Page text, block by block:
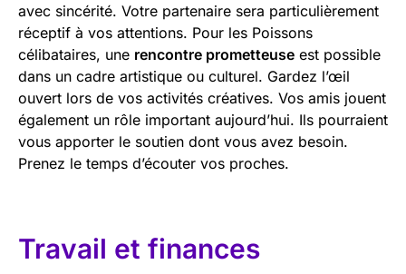
avec sincérité. Votre partenaire sera particulièrement
réceptif à vos attentions. Pour les Poissons
célibataires, une rencontre prometteuse est possible
dans un cadre artistique ou culturel. Gardez l’œil
ouvert lors de vos activités créatives. Vos amis jouent
également un rôle important aujourd’hui. Ils pourraient
vous apporter le soutien dont vous avez besoin.
Prenez le temps d’écouter vos proches.
Travail et finances